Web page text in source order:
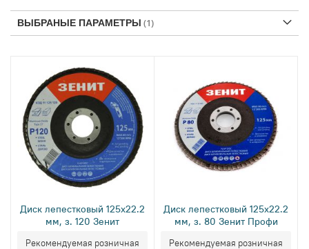
ВЫБРАНЫЕ ПАРАМЕТРЫ
Диск лепестковый 125х22.2
мм, з. 120 Зенит
Рекомендуемая розничная
Диск лепестковый 125х22.2
мм, з. 80 Зенит Профи
Рекомендуемая розничная